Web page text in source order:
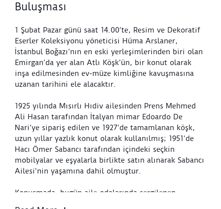
Buluşması
1 Şubat Pazar günü saat 14.00’te, Resim ve Dekoratif
Eserler Koleksiyonu yöneticisi Hüma Arslaner,
İstanbul Boğazı’nın en eski yerleşimlerinden biri olan
Emirgan’da yer alan Atlı Köşk’ün, bir konut olarak
inşa edilmesinden ev-müze kimliğine kavuşmasına
uzanan tarihini ele alacaktır.
1925 yılında Mısırlı Hıdiv ailesinden Prens Mehmed
Ali Hasan tarafından İtalyan mimar Edoardo De
Nari’ye sipariş edilen ve 1927’de tamamlanan köşk,
uzun yıllar yazlık konut olarak kullanılmış; 1951’de
Hacı Ömer Sabancı tarafından içindeki seçkin
mobilyalar ve eşyalarla birlikte satın alınarak Sabancı
Ailesi'nin yaşamına dahil olmuştur.
Konuşmada, bugün aile odalarında sergilenen